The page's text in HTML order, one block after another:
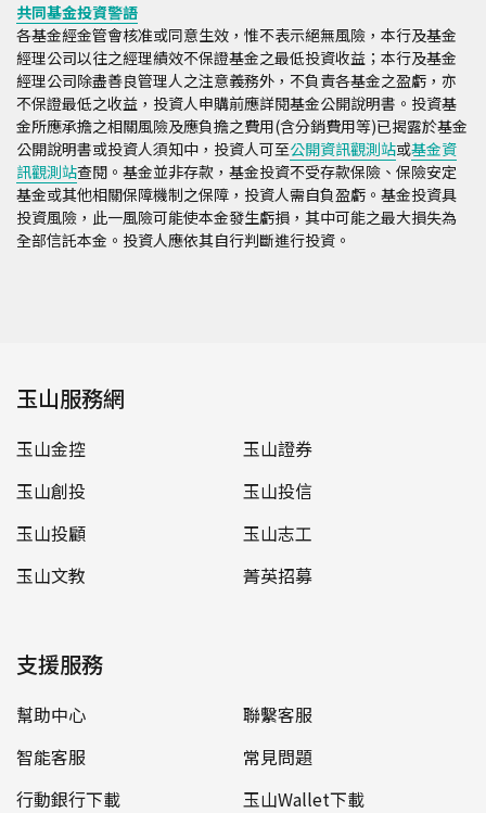
共同基金投資警語
各基金經金管會核准或同意生效，惟不表示絕無風險，本行及基金
經理公司以往之經理績效不保證基金之最低投資收益；本行及基金
經理公司除盡善良管理人之注意義務外，不負責各基金之盈虧，亦
不保證最低之收益，投資人申購前應詳閱基金公開說明書。投資基
金所應承擔之相關風險及應負擔之費用(含分銷費用等)已揭露於基金
公開說明書或投資人須知中，投資人可至公開資訊觀測站或基金資
訊觀測站查閱。基金並非存款，基金投資不受存款保險、保險安定
基金或其他相關保障機制之保障，投資人需自負盈虧。基金投資具
投資風險，此一風險可能使本金發生虧損，其中可能之最大損失為
全部信託本金。投資人應依其自行判斷進行投資。
玉山服務網
玉山金控
玉山證券
玉山創投
玉山投信
玉山投顧
玉山志工
玉山文教
菁英招募
支援服務
幫助中心
聯繫客服
智能客服
常見問題
行動銀行下載
玉山Wallet下載